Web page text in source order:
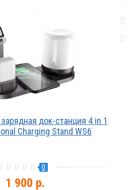
док-станция 4 in 1
Charging Stand WS6
0
1 900 р.